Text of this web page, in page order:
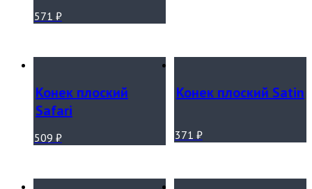
571 ₽
Конек плоский
Safari
509 ₽
Конек плоский Satin
371 ₽